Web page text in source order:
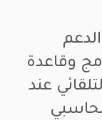
وقاعدة
عند